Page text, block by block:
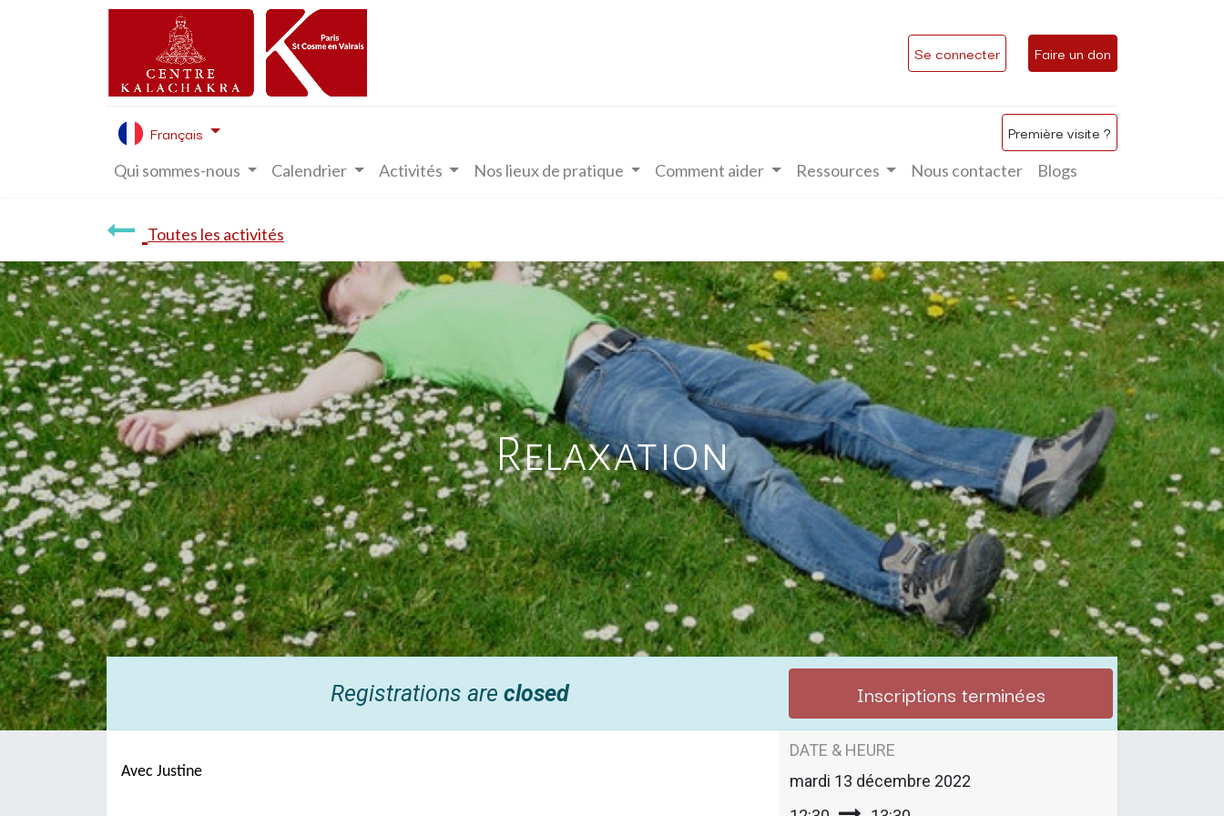
Se connecter Faire un don
Français Première visite ?
Qui sommes-nous Calendrier Activités Nos lieux de pratique Comment aider Ressources Nous contacter Blogs
Toutes les activités
Relaxation
Registrations are closed Inscriptions terminées
Avec Justine
DATE & HEURE
mardi 13 décembre 2022